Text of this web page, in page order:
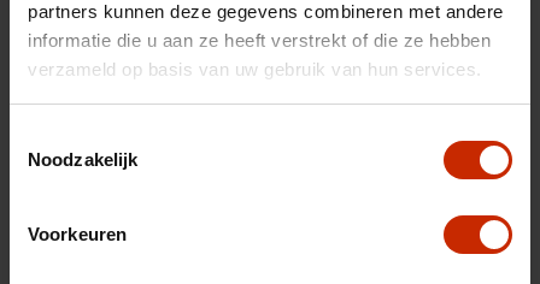
partners kunnen deze gegevens combineren met andere
informatie die u aan ze heeft verstrekt of die ze hebben
verzameld op basis van uw gebruik van hun services.
Noodzakelijk
Voorkeuren